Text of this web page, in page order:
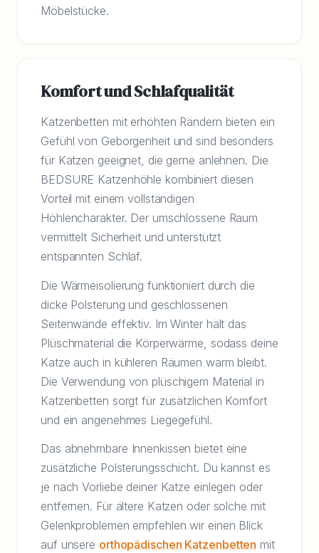
Möbelstücke.
Komfort und Schlafqualität
Katzenbetten mit erhöhten Rändern bieten ein
Gefühl von Geborgenheit und sind besonders
für Katzen geeignet, die gerne anlehnen. Die
BEDSURE Katzenhöhle kombiniert diesen
Vorteil mit einem vollständigen
Höhlencharakter. Der umschlossene Raum
vermittelt Sicherheit und unterstützt
entspannten Schlaf.
Die Wärmeisolierung funktioniert durch die
dicke Polsterung und geschlossenen
Seitenwände effektiv. Im Winter hält das
Plüschmaterial die Körperwärme, sodass deine
Katze auch in kühleren Räumen warm bleibt.
Die Verwendung von plüschigem Material in
Katzenbetten sorgt für zusätzlichen Komfort
und ein angenehmes Liegegefühl.
Das abnehmbare Innenkissen bietet eine
zusätzliche Polsterungsschicht. Du kannst es
je nach Vorliebe deiner Katze einlegen oder
entfernen. Für ältere Katzen oder solche mit
Gelenkproblemen empfehlen wir einen Blick
auf unsere orthopädischen Katzenbetten mit